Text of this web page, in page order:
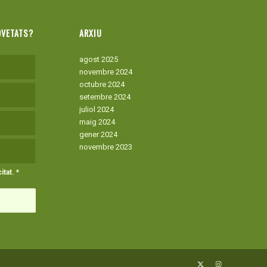
.*
ARXIU
agost 2025
novembre 2024
octubre 2024
setembre 2024
juliol 2024
maig 2024
gener 2024
novembre 2023